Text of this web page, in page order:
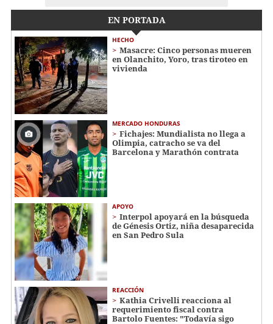
EN PORTADA
HECHO
Masacre: Cinco personas mueren
en Olanchito, Yoro, tras tiroteo en
vivienda
MERCADO HONDURAS
Fichajes: Mundialista no llega a
Olimpia, catracho se va del
Barcelona y Marathón contrata
APOYO
Interpol apoyará en la búsqueda
de Génesis Ortiz, niña desaparecida
en San Pedro Sula
REACCIÓN
Kathia Crivelli reacciona al
requerimiento fiscal contra
Bartolo Fuentes: "Todavía sigo